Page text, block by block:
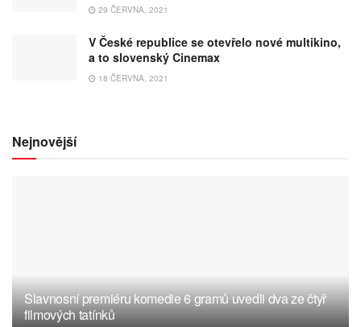
29 ČERVNA, 2021
V České republice se otevřelo nové multikino,
a to slovenský Cinemax
18 ČERVNA, 2021
Nejnovější
Slavnosní premiéru komedie 6 gramů uvedli dva ze čtyř
filmových tatínků